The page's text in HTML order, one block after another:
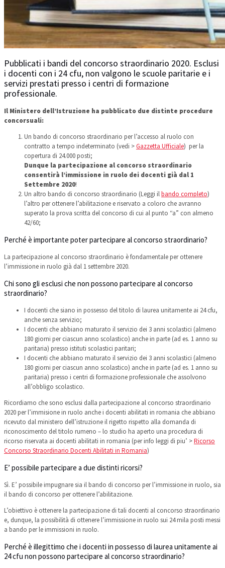
Pubblicati i bandi del concorso straordinario 2020. Esclusi
i docenti con i 24 cfu, non valgono le scuole paritarie e i
servizi prestati presso i centri di formazione
professionale.
Il Ministero dell’Istruzione ha pubblicato due distinte procedure
concorsuali:
Un bando di concorso straordinario per l’accesso al ruolo con
contratto a tempo indeterminato (vedi >Gazzetta Ufficiale) per la
copertura di 24.000 posti;
Dunque la partecipazione al concorso straordinario
consentirà l’immissione in ruolo dei docenti già dal 1
Settembre 2020!
Un altro bando di concorso straordinario (Leggi ilbando completo)
l’altro per ottenere l’abilitazione e riservato a coloro che avranno
superato la prova scritta del concorso di cui al punto “a” con almeno
42/60;
Perché è importante poter partecipare al concorso straordinario?
La partecipazione al concorso straordinario è fondamentale per ottenere
l’immissione in ruolo già dal 1 settembre 2020.
Chi sono gli esclusi che non possono partecipare al concorso
straordinario?
I docenti che siano in possesso del titolo di laurea unitamente ai 24 cfu,
anche senza servizio;
I docenti che abbiano maturato il servizio dei 3 anni scolastici (almeno
180 giorni per ciascun anno scolastico) anche in parte (ad es. 1 anno su
paritaria) presso istituti scolastici paritari;
I docenti che abbiano maturato il servizio dei 3 anni scolastici (almeno
180 giorni per ciascun anno scolastico) anche in parte (ad es. 1 anno su
paritaria) presso i centri di formazione professionale che assolvono
all’obbligo scolastico.
Ricordiamo che sono esclusi dalla partecipazione al concorso straordinario
2020 per l’immisione in ruolo anche i docenti abilitati in romania che abbiano
ricevuto dal ministero dell’istruzione il rigetto rispetto alla domanda di
riconoscimento del titolo rumeno – lo studio ha aperto una procedura di
ricorso riservata ai docenti abilitati in romania (per info leggi di piu’ >Ricorso
Concorso Straordinario Docenti Abilitati in Romania)
E’ possibile partecipare a due distinti ricorsi?
Sì. E’ possibile impugnare sia il bando di concorso per l’immissione in ruolo, sia
il bando di concorso per ottenere l’abilitazione.
L’obiettivo è ottenere la partecipazione di tali docenti al concorso straordinario
e, dunque, la possibilità di ottenere l’immissione in ruolo sui 24 mila posti messi
a bando per le immissioni in ruolo.
Perché è illegittimo che i docenti in possesso di laurea unitamente ai
24 cfu non possono partecipare al concorso straordinario?